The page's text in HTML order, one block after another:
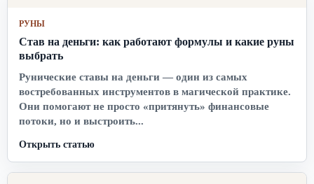
РУНЫ
Став на деньги: как работают формулы и какие руны
выбрать
Рунические ставы на деньги — один из самых
востребованных инструментов в магической практике.
Они помогают не просто «притянуть» финансовые
потоки, но и выстроить...
Открыть статью